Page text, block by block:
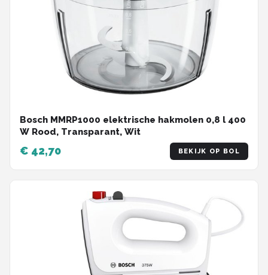
Bosch MMRP1000 elektrische hakmolen 0,8 l 400
W Rood, Transparant, Wit
€ 42,70 BEKIJK OP BOL